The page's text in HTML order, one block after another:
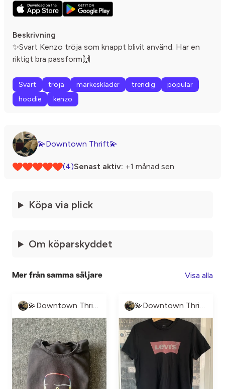
Beskrivning
✨Svart Kenzo tröja som knappt blivit använd. Har en
riktigt bra passform🙌
Svart tröja märkeskläder trendig
populär
hoodie
kenzo
💫Downtown Thrift💫
(4)Senast aktiv: +1 månad sen
Köpa via plick
Om köparskyddet
Mer från samma säljare Visa alla
💫Downtown Thrift💫 💫Downtown Thrift💫